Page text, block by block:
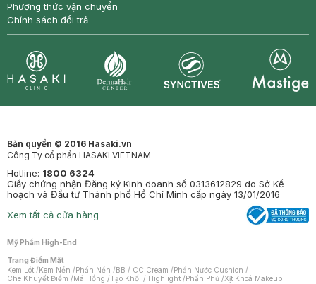
Phương thức vận chuyển
Chính sách đổi trả
Bản quyền © 2016 Hasaki.vn
Công Ty cổ phần HASAKI VIETNAM
Hotline: 1800 6324
Giấy chứng nhận Đăng ký Kinh doanh số 0313612829 do Sở Kế
hoạch và Đầu tư Thành phố Hồ Chí Minh cấp ngày 13/01/2016
Xem tất cả cửa hàng
Mỹ Phẩm High-End
Trang Điểm Mặt
Kem Lót /Kem Nền /Phấn Nền /BB / CC Cream /Phấn Nước Cushion /
Che Khuyết Điểm /Má Hồng /Tạo Khối / Highlight /Phấn Phủ /Xịt Khoá Makeup